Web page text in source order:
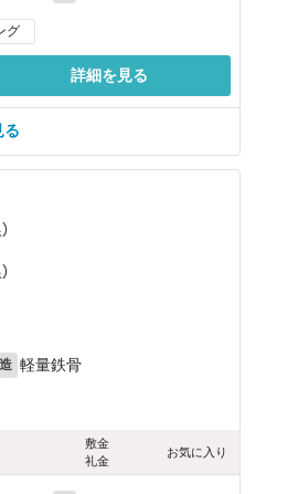
グ
詳細を見る
る
軽量鉄骨
敷金
礼金
お気に入り